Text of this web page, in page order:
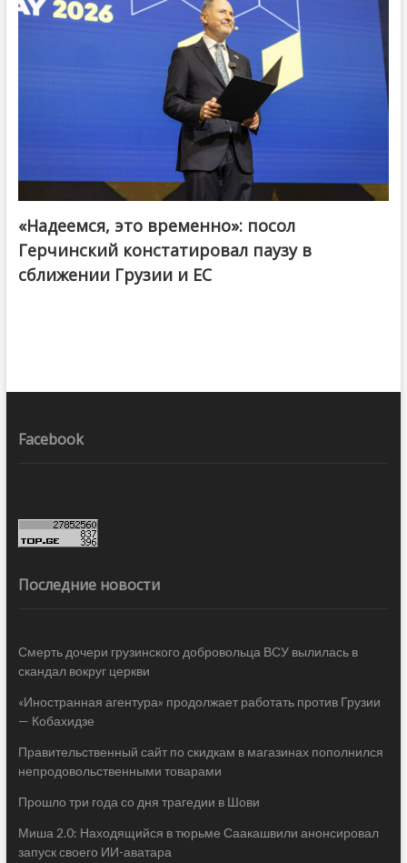
«Надеемся, это временно»: посол
Герчинский констатировал паузу в
сближении Грузии и ЕС
Facebook
Последние новости
Смерть дочери грузинского добровольца ВСУ вылилась в
скандал вокруг церкви
«Иностранная агентура» продолжает работать против Грузии
— Кобахидзе
Правительственный сайт по скидкам в магазинах пополнился
непродовольственными товарами
Прошло три года со дня трагедии в Шови
Миша 2.0: Находящийся в тюрьме Саакашвили анонсировал
запуск своего ИИ-аватара